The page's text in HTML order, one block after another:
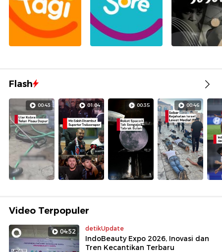
Flash
00:43 01:04 00:35 00:46
Video Terpopuler
04:52 detikUpdate
IndoBeauty Expo 2026, Inovasi dan
Tren Kecantikan Terbaru